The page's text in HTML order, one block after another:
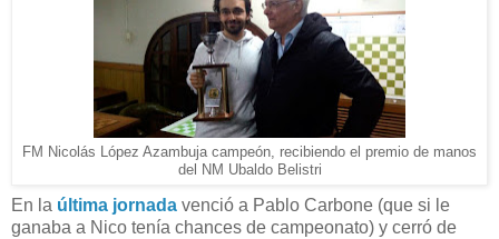
FM Nicolás López Azambuja campeón, recibiendo el premio de manos
del NM Ubaldo Belistri
En la última jornada venció a Pablo Carbone (que si le
ganaba a Nico tenía chances de campeonato) y cerró de